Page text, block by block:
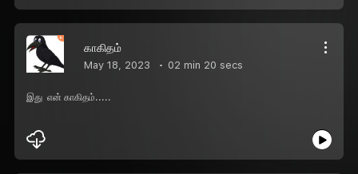
காகிதம்
May 18, 2023 02 min 20 secs
இது என் காகிதம்.....